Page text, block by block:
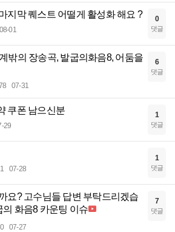
지막 퀘스트 어떨게 활성화 해요 ?
08-01
0
댓글
밖의 장송곡, 발굽의화음8, 어둠을
07-31
6
댓글
쿠폰 남으신분
29
1
댓글
07-28
1
댓글
요? 고수님들 답변 부탁드리겠습
의 화음8 카운팅 이슈
07-27
7
댓글